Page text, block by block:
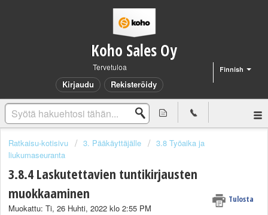
Koho Sales Oy
Finnish
Tervetuloa
Kirjaudu Rekisteröidy
Ratkaisu-kotisivu 3. Pääkäyttäjälle
3.8 Työaika ja
liukumaseuranta
3.8.4 Laskutettavien tuntikirjausten
muokkaaminen
Tulosta
Muokattu: Ti, 26 Huhti, 2022 klo 2:55 PM